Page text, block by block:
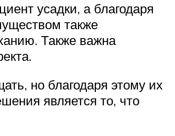
усадки, а благодаря
также
Также важна
но благодаря этому их
является то, что